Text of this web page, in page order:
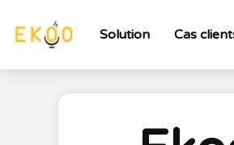
Solution Cas